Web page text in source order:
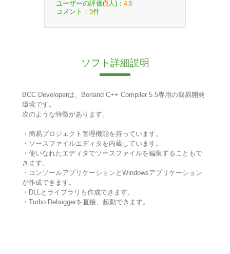
ユーザーの評価(5 人)： 4.5
コメント： 5件
ソフト詳細説明
BCC Developerは、Borland C++ Compiler 5.5専用の簡易開発
環境です。
次のような特徴があります。
・簡易プロジェクト管理機能を持っています。
・ソースファイルエディタを内蔵しています。
・使いなれたエディタでソースファイルを編集することもで
きます。
・コンソールアプリケーションとWindowsアプリケーション
が作成できます。
・DLLとライブラリも作成できます。
・Turbo Debuggerを直接、起動できます。